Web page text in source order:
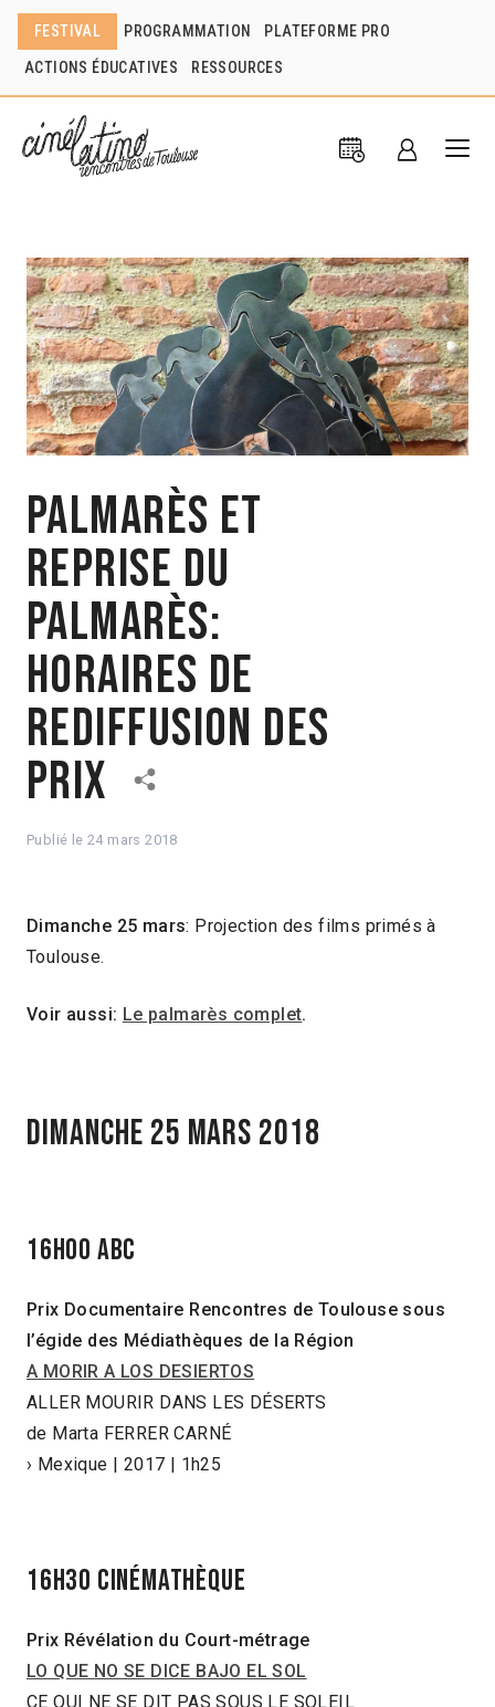
FESTIVAL PROGRAMMATION PLATEFORME PRO
ACTIONS ÉDUCATIVES RESSOURCES
Palmarès et
reprise du
palmarès:
Horaires de
rediffusion des
prix
Publié le24 mars 2018
Dimanche 25 mars: Projection des films primés à
Toulouse.
Voir aussi: Le palmarès complet.
DIMANCHE 25 MARS 2018
16h00 ABC
Prix Documentaire Rencontres de Toulouse sous
l’égide des Médiathèques de la Région
A MORIR A LOS DESIERTOS
ALLER MOURIR DANS LES DÉSERTS
de Marta FERRER CARNÉ
› Mexique | 2017 | 1h25
16h30 Cinémathèque
Prix Révélation du Court-métrage
LO QUE NO SE DICE BAJO EL SOL
CE QUI NE SE DIT PAS SOUS LE SOLEIL